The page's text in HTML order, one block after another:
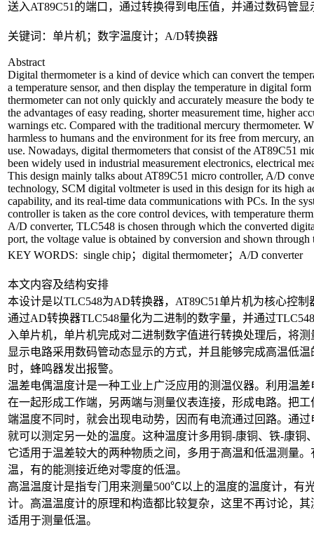
送入AT89C51的端口，通过转换得到电压值，并通过数码管显
关键词：单片机；数字温度计；A/D转换器
Abstract
Digital thermometer is a kind of device which can convert the
a temperature sensor, and then display the temperature in digital
thermometer can not only quickly and accurately measure the body
the advantages of easy reading, shorter measurement time, higher
warnings etc. Compared with the traditional mercury thermometer.
harmless to humans and the environment for its free from mercury,
use. Nowadays, digital thermometers that consist of the AT89C51
been widely used in industrial measurement electronics, electrical
This design mainly talks about AT89C51 micro controller, A/D
technology, SCM digital voltmeter is used in this design for its high
capability, and its real-time data communications with PCs. In the
controller is taken as the core control devices, with temperature
A/D converter, TLC548 is chosen through which the converted
port, the voltage value is obtained by conversion and shown through
KEY WORDS: single chip；digital thermometer；A/D converter
本文内容及结构安排
本设计是以TLC548为AD转换器，AT89C51单片机为核心控
通过AD转换器TLC548量化为二进制的数字量，并通过
入单片机，单片机完成对二进制数字值进行转换处理后，将
显示电路采用数码管动态显示的方式，并且能够完成高温低
时，蜂鸣器发出报警。
温差电偶温度计是一种工业上广泛应用的测温仪器。利用温
在一起形成工作端，另两端与测量仪表连接，形成电路。把
端温度不同时，就会出现电动势，因而有电流通过回路。通
就可以测定另一处的温度。这种温度计多用铜-康铜、铁-康铜
它适用于温差较大的两种物质之间，多用于高温和低温测量
温，有的能测接近绝对零度的低温。
高温温度计是指专门用来测量500℃以上的温度的温度计，有
计。高温温度计的原理和构造都比较复杂，这里不再讨论，
适用于测量低温。